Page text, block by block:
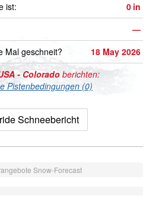
ist:
0 in
—
Mal geschneit?
18 May 2026
- Colorado berichten:
Pistenbedingungen (0)
Schneebericht
Snow-Forecast